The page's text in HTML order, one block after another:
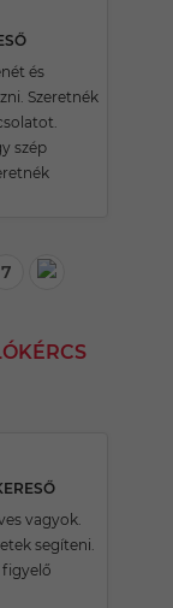
és
Szeretnék
szép
7
vagyok.
segíteni.